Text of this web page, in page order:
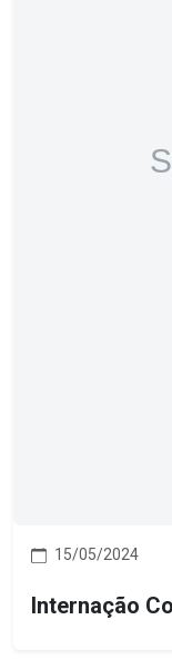
15/05/2024
Internação